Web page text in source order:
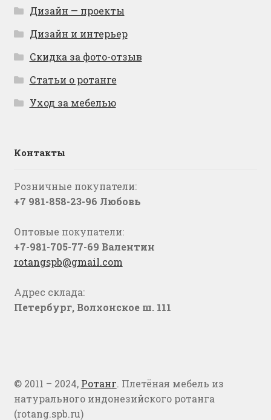
Дизайн — проекты
Дизайн и интерьер
Скидка за фото-отзыв
Статьи о ротанге
Уход за мебелью
Контакты
Розничные покупатели:
+7 981-858-23-96 Любовь
Оптовые покупатели:
+7-981-705-77-69 Валентин
rotangspb@gmail.com
Адрес склада:
Петербург, Волхонское ш. 111
© 2011 – 2024, Ротанг. Плетёная мебель из
натурального индонезийского ротанга
(rotang.spb.ru)